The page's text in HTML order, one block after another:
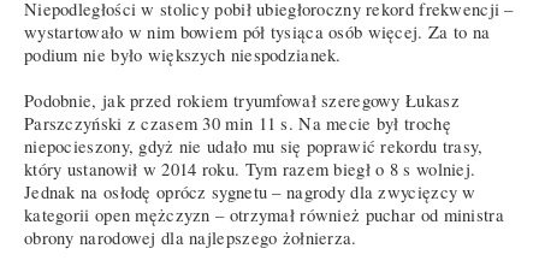
Niepodległości w stolicy pobił ubiegłoroczny rekord frekwencji –
wystartowało w nim bowiem pół tysiąca osób więcej. Za to na
podium nie było większych niespodzianek.
Podobnie, jak przed rokiem tryumfował szeregowy Łukasz
Parszczyński z czasem 30 min 11 s. Na mecie był trochę
niepocieszony, gdyż nie udało mu się poprawić rekordu trasy,
który ustanowił w 2014 roku. Tym razem biegł o 8 s wolniej.
Jednak na osłodę oprócz sygnetu – nagrody dla zwycięzcy w
kategorii open mężczyzn – otrzymał również puchar od ministra
obrony narodowej dla najlepszego żołnierza.